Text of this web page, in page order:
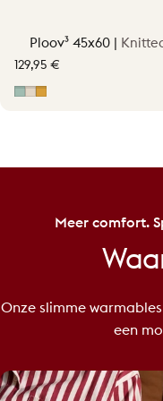
Ploov³ 45x60 |
129,95 €
Meer comfort.
Onze slimme
een